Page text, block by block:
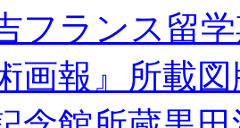
フランス留
画報』所載